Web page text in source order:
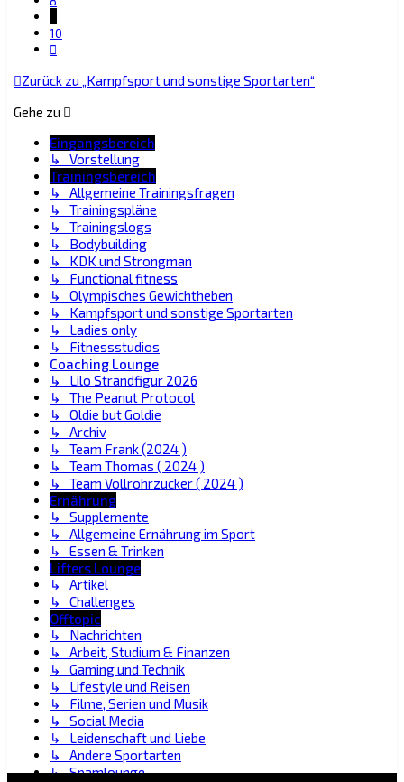
10
Zurück zu „Kampfsport und sonstige Sportarten“
Gehe zu
Eingangsbereich
↳ Vorstellung
Trainingsbereich
↳ Allgemeine Trainingsfragen
↳ Trainingspläne
↳ Trainingslogs
↳ Bodybuilding
↳ KDK und Strongman
↳ Functional fitness
↳ Olympisches Gewichtheben
↳ Kampfsport und sonstige Sportarten
↳ Ladies only
↳ Fitnessstudios
Coaching Lounge
↳ Lilo Strandfigur 2026
↳ The Peanut Protocol
↳ Oldie but Goldie
↳ Archiv
↳ Team Frank (2024 )
↳ Team Thomas ( 2024 )
↳ Team Vollrohrzucker ( 2024 )
Ernährung
↳ Supplemente
↳ Allgemeine Ernährung im Sport
↳ Essen & Trinken
Lifters Lounge
↳ Artikel
↳ Challenges
Offtopic
↳ Nachrichten
↳ Arbeit, Studium & Finanzen
↳ Gaming und Technik
↳ Lifestyle und Reisen
↳ Filme, Serien und Musik
↳ Social Media
↳ Leidenschaft und Liebe
↳ Andere Sportarten
↳ Spamlounge